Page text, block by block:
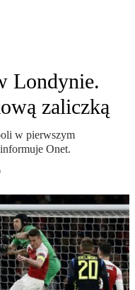
Londynie.
zaliczką
w pierwszym
Onet.